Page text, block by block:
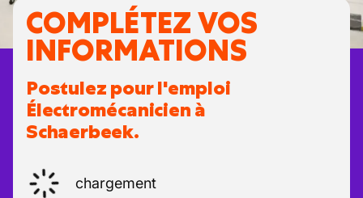
COMPLÉTEZ VOS
INFORMATIONS
Postulez pour l'emploi
Électromécanicien à
Schaerbeek.
chargement